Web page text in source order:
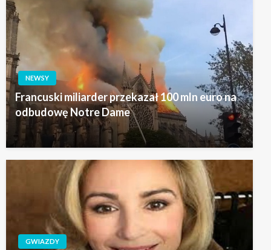
NEWSY
Francuski miliarder przekazał 100 mln euro na
odbudowę Notre Dame
GWIAZDY